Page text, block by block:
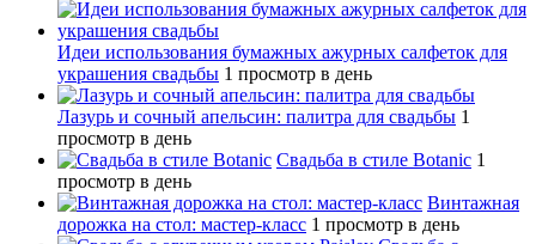
Идеи использования бумажных ажурных салфеток для
украшения свадьбы 1 просмотр в день
Лазурь и сочный апельсин: палитра для свадьбы 1
просмотр в день
Свадьба в стиле Botanic 1
просмотр в день
Винтажная
дорожка на стол: мастер-класс 1 просмотр в день